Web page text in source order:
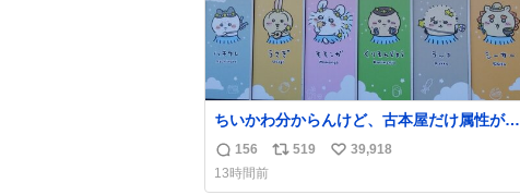
ちいかわ分からんけど、古本屋だけ属性が名
前になってるのはどういうこと？
返
信
156
リ
519
い
39,918
13時間前